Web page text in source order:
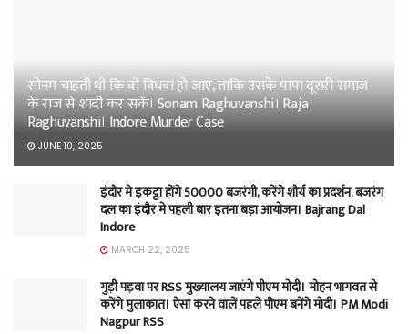
सोनम चाहती थी कि वो विधवा हो जाए, ताकि उसके पापा दूसरी समाज
के राज से शादी कर सकें। Sonam Raghuvanshi। Raja
Raghuvanshi। Indore Murder Case
JUNE 10, 2025
इंदौर मे इकट्ठा होंगे 50000 बजरंगी, करेंगे शौर्य का प्रदर्शन, बजरंग
दल का इंदौर मे पहली बार इतना बड़ा आयोजन। Bajrang Dal
Indore
MARCH 22, 2025
गुड़ी पड़वा पर RSS मुख्यालय जाएंगे पीएम मोदी। मोहन भागवत से
करेंगे मुलाकात। ऐसा करने वालें पहले पीएम बनेंगे मोदी। PM Modi
Nagpur RSS